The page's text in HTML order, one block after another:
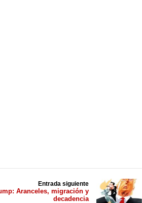
Entrada siguiente
Aranceles, migración y
decadencia